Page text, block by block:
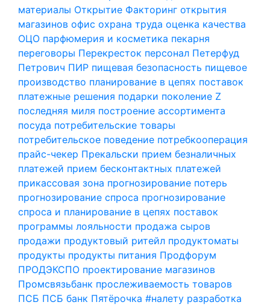
материалы Открытие Факторинг открытия
магазинов офис охрана труда оценка качества
ОЦО парфюмерия и косметика пекарня
переговоры Перекресток персонал Петерфуд
Петрович ПИР пищевая безопасность пищевое
производство планирование в цепях поставок
платежные решения подарки поколение Z
последняя миля построение ассортимента
посуда потребительские товары
потребительское поведение потребкооперация
прайс-чекер Прекальски прием безналичных
платежей прием бесконтактных платежей
прикассовая зона прогнозирование потерь
прогнозирование спроса прогнозирование
спроса и планирование в цепях поставок
программы лояльности продажа сыров
продажи продуктовый ритейл продуктоматы
продукты продукты питания Продфорум
ПРОДЭКСПО проектирование магазинов
Промсвязьбанк прослеживаемость товаров
ПСБ ПСБ банк Пятёрочка #налету разработка